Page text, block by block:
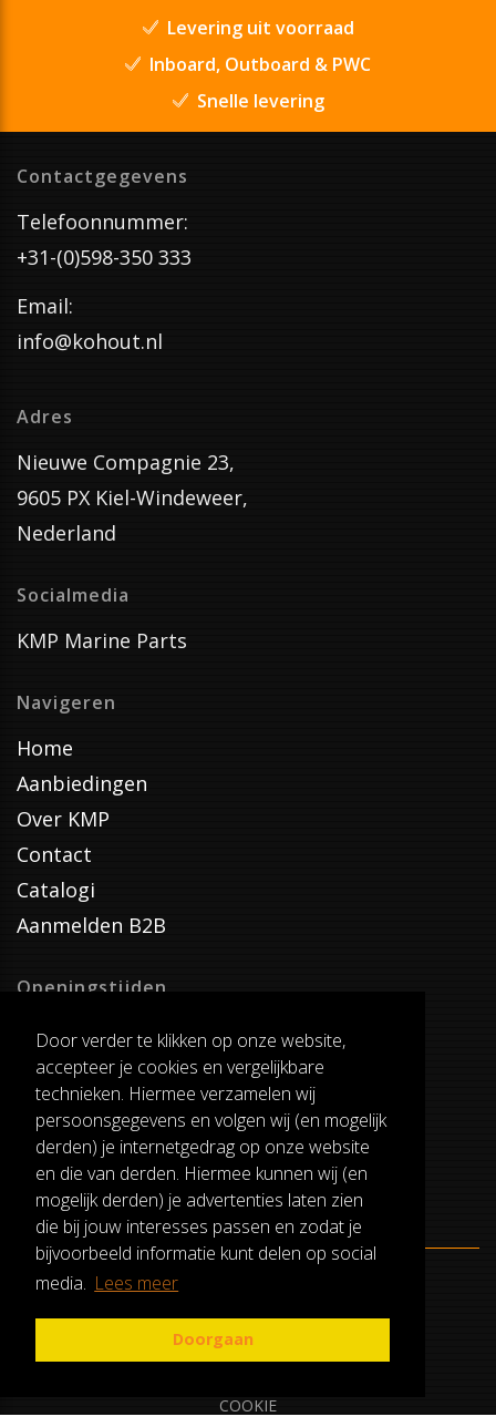
Door verder te klikken op onze website,
accepteer je cookies en vergelijkbare
technieken. Hiermee verzamelen wij
persoonsgegevens en volgen wij (en mogelijk
derden) je internetgedrag op onze website
en die van derden. Hiermee kunnen wij (en
mogelijk derden) je advertenties laten zien
die bij jouw interesses passen en zodat je
bijvoorbeeld informatie kunt delen op social
media. Lees meer
Doorgaan
Levering uit voorraad
Inboard, Outboard & PWC
Snelle levering
Contactgegevens
Telefoonnummer:
+31-(0)598-350 333
Email:
info@kohout.nl
Adres
Nieuwe Compagnie 23,
9605 PX Kiel-Windeweer,
Nederland
Socialmedia
KMP Marine Parts
Navigeren
Home
Aanbiedingen
Over KMP
Contact
Catalogi
Aanmelden B2B
Openingstijden
Dinsdag T/M Zaterdag
van 8:00-17:00
Verzenddagen
Dinsdag T/M Vrijdag
Pauze
12:30-13:00
ALGEMENE VOORWAARDEN
RUILEN EN RETOURNEREN
COOKIE